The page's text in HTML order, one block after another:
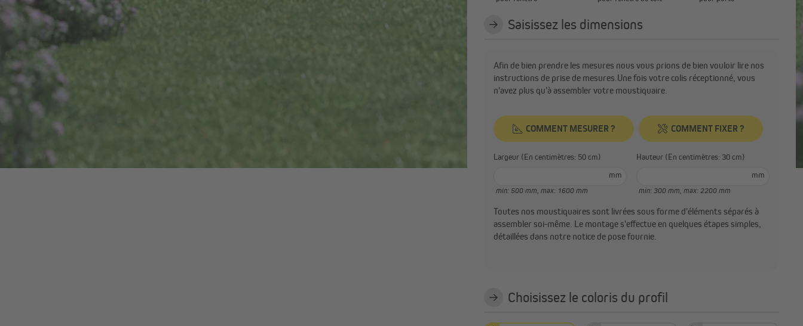
Saisissez les dimensions
Afin de bien prendre les mesures nous vous prions de bien vouloir lire nos
instructions de prise de mesures.Une fois votre colis réceptionné, vous
n'avez plus qu'à assembler votre moustiquaire.
COMMENT MESURER ? COMMENT FIXER ?
Largeur (En centimètres: 50 cm)
mm
min: 500 mm, max: 1600 mm
Hauteur (En centimètres: 30 cm)
mm
min: 300 mm, max: 2200 mm
Toutes nos moustiquaires sont livrées sous forme d'éléments séparés à
assembler soi-même. Le montage s'effectue en quelques étapes simples,
détaillées dans notre notice de pose fournie.
Choisissez le coloris du profil